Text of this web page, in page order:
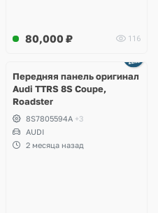
80,000 ₽ 116
Передняя панель оригинал
Audi TTRS 8S Coupe,
Roadster
8S7805594A +3
AUDI
2 месяца назад